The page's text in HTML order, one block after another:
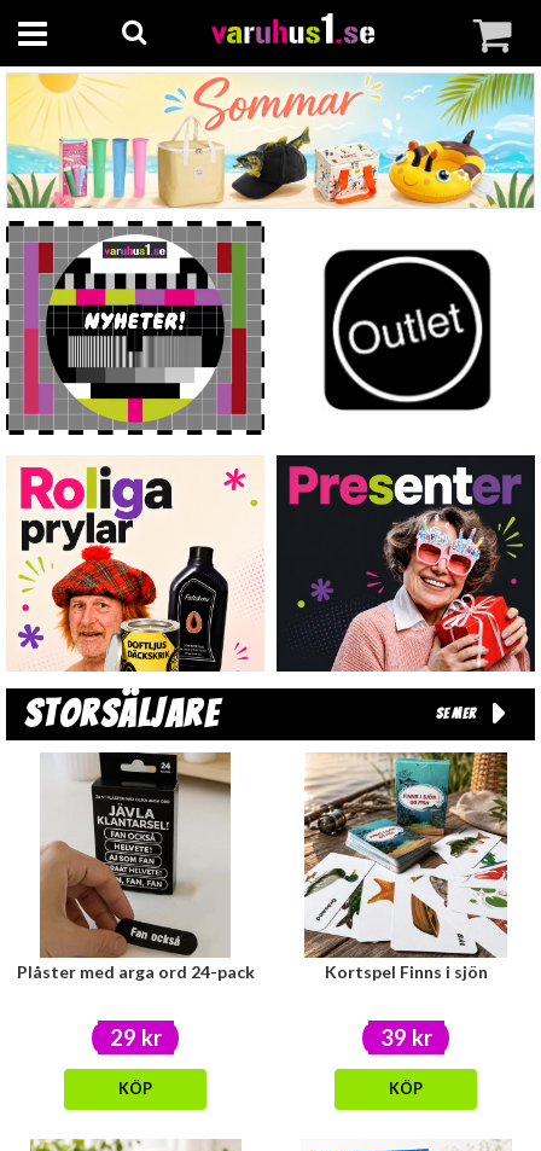
Storsäljare Se mer
Plåster med arga ord 24-pack
29 kr
KÖP
Kortspel Finns i sjön
39 kr
KÖP